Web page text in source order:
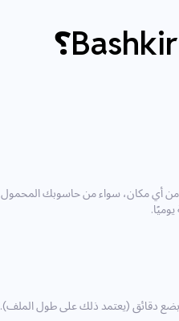
بضع دقائق (يعتمد ذلك على طول الملف).